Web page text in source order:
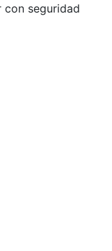
con seguridad